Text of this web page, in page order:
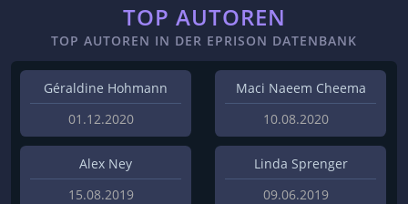
TOP AUTOREN
TOP AUTOREN IN DER EPRISON DATENBANK
Géraldine Hohmann
01.12.2020
Maci Naeem Cheema
10.08.2020
Alex Ney
15.08.2019
Linda Sprenger
09.06.2019